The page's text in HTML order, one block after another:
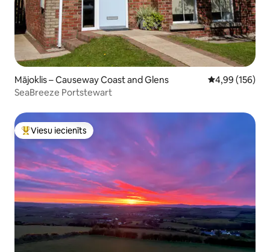
Mājoklis – Causeway Coast and Glens Vidējais
4,99 (156)
SeaBreeze Portstewart
Populārs viesu iecienīts mājoklis
Viesu iecienīts